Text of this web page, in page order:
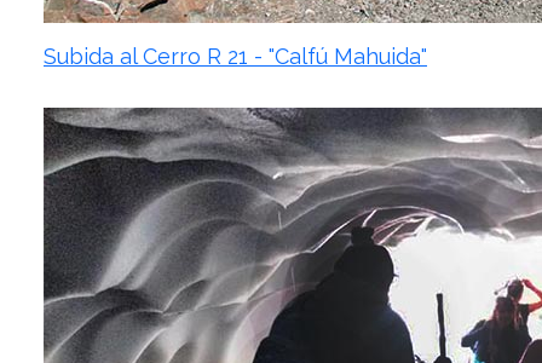
Subida al Cerro R 21 - "Calfú Mahuida"